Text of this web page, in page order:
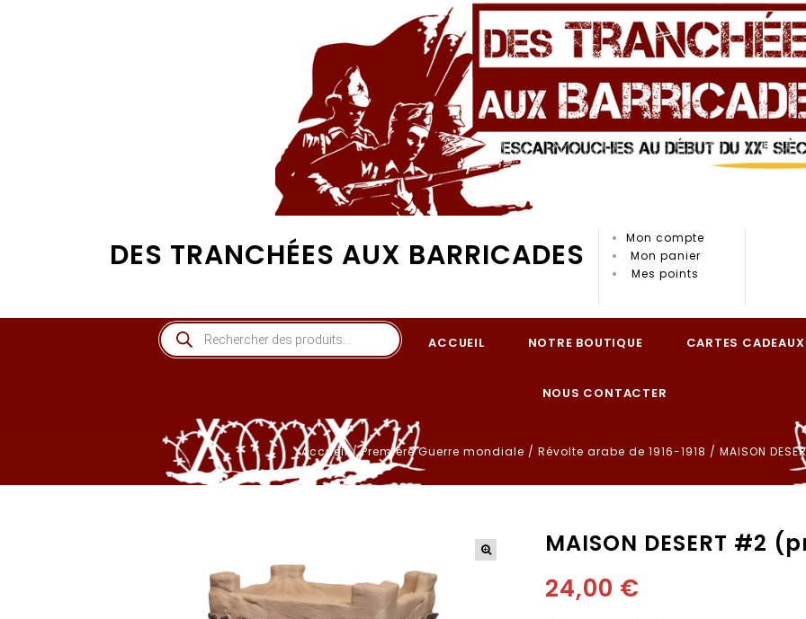
DES TRANCHÉES AUX BARRICADES
Mon compte
Mon panier
Mes points
ACCUEIL NOTRE BOUTIQUE CARTES CADEAUX
NOUS CONTACTER
Accueil/Première Guerre mondiale / Révolte arabe de 1916-1918 / MAISON
MAISON DESERT #2
24,00 €